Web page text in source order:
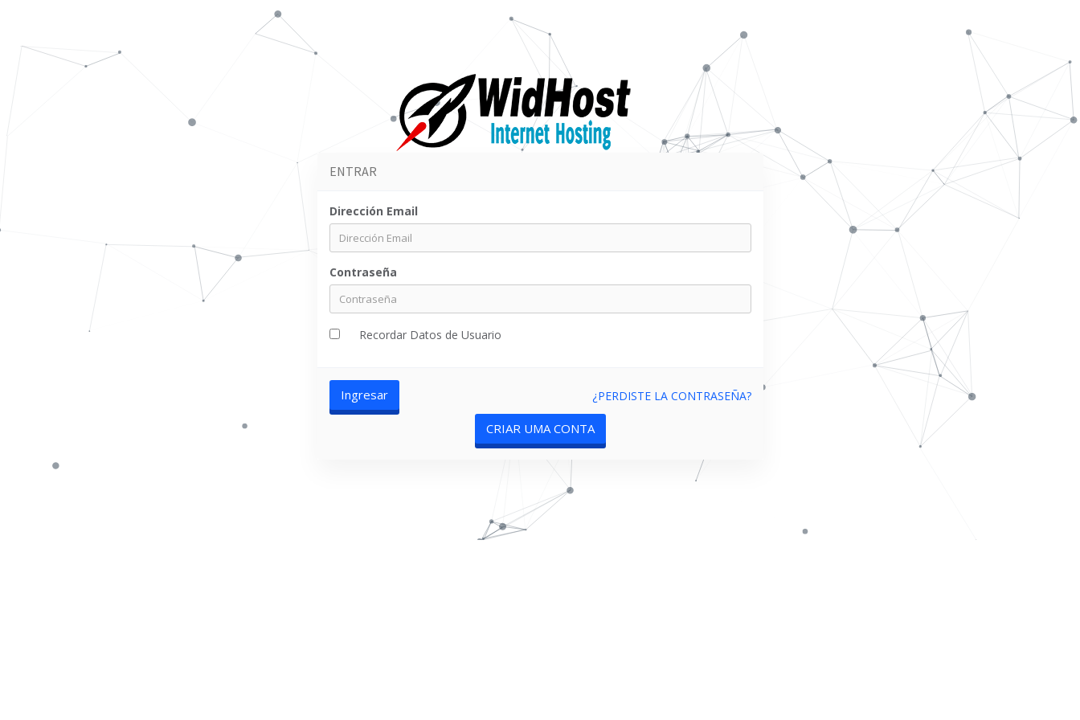
ENTRAR
Dirección Email
Contraseña
Recordar Datos de Usuario
¿PERDISTE LA CONTRASEÑA?
CRIAR UMA CONTA